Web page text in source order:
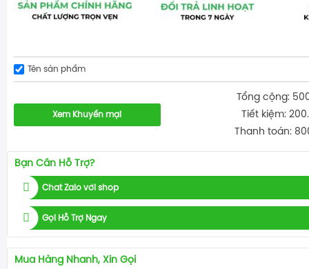
Tên sản phẩm
Xem Khuyến mại
Tổng cộng:
Tiết kiệm:
Thanh toán:
Bạn Cần Hỗ Trợ?
Chat Zalo với shop
Gọi Hỗ Trợ Ngay
Mua Hàng Nhanh, Xin Gọi